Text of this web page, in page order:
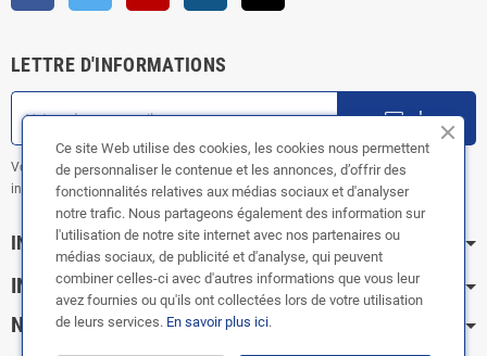
LETTRE D'INFORMATIONS
ok
Vous pouvez vous désinscrire à tout moment. Vous trouverez pour cela nos
informations de contact dans les conditions d'utilisation du site.
INFORMATION
INFOS PRATIQUES
NOS CATÉGORIES
Ce site Web utilise des cookies, les cookies nous permettent
de personnaliser le contenue et les annonces, d’offrir des
fonctionnalités relatives aux médias sociaux et d'analyser
notre trafic. Nous partageons également des information sur
l'utilisation de notre site internet avec nos partenaires ou
médias sociaux, de publicité et d'analyse, qui peuvent
combiner celles-ci avec d'autres informations que vous leur
avez fournies ou qu'ils ont collectées lors de votre utilisation
de leurs services. En savoir plus ici.